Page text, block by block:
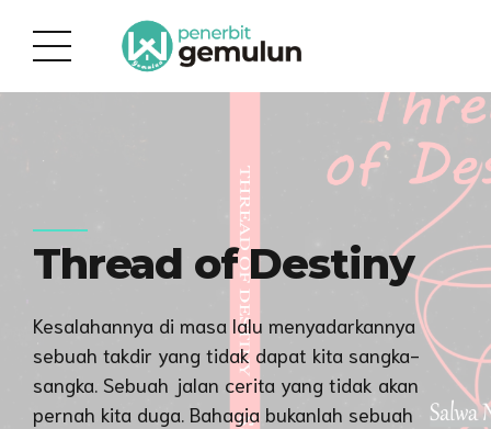
Thread of Destiny
Kesalahannya di masa lalu menyadarkannya
sebuah takdir yang tidak dapat kita sangka-
sangka. Sebuah jalan cerita yang tidak akan
pernah kita duga. Bahagia bukanlah sebuah